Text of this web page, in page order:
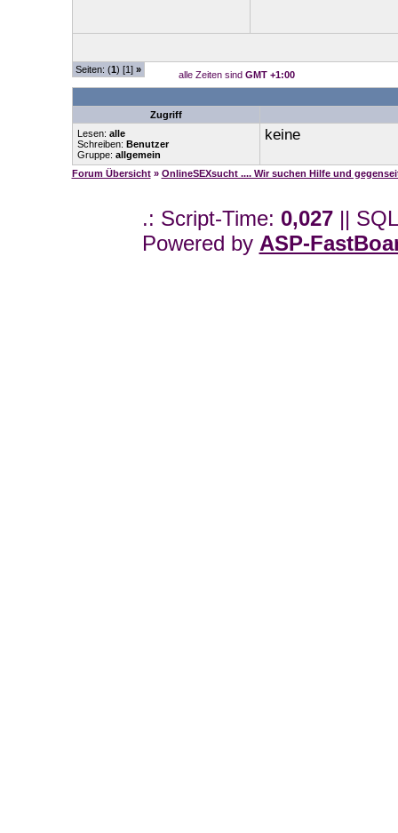
Seiten: (1) [1] » alle Zeiten sind GMT +1:00
Zugriff
Lesen: alle
Schreiben: Benutzer
Gruppe: allgemein
keine
Forum Übersicht » OnlineSEXsucht .... Wir suchen Hilfe und
.: Script-Time: 0,027||
Powered by ASP-